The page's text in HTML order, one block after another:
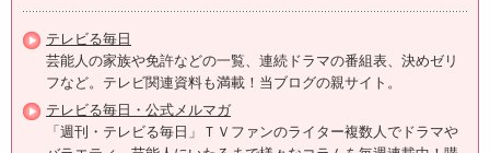
テレビる毎日
芸能人の家族や免許などの一覧、連続ドラマの番組表、決めゼリ
フなど。テレビ関連資料も満載！当ブログの親サイト。
テレビる毎日・公式メルマガ
「週刊・テレビる毎日」ＴＶファンのライター複数人でドラマや